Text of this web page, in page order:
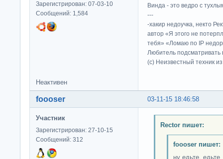
Зарегистрирован: 07-03-10
Сообщений: 1,584
Винда - это ведро с
---
-хакир недоучка, некто
автор «Я этого не
тебя» «Ломаю по IP
Любитель подсматривать
(c) Неизвестный техник
Неактивен
03-11-15 18:46:58
foooser
Участник
Зарегистрирован: 27-10-15
Сообщений: 312
Rector пишет:
foooser пишет:
ну едьте, едьте